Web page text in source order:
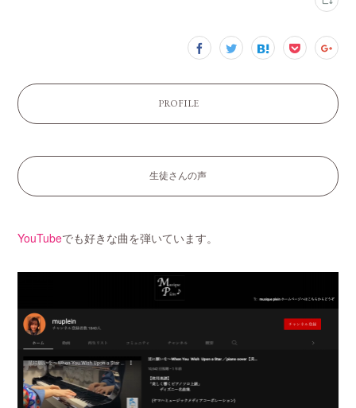
PROFILE
生徒さんの声
YouTubeでも好きな曲を弾いています。